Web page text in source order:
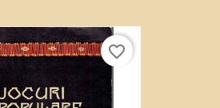
favorite_border